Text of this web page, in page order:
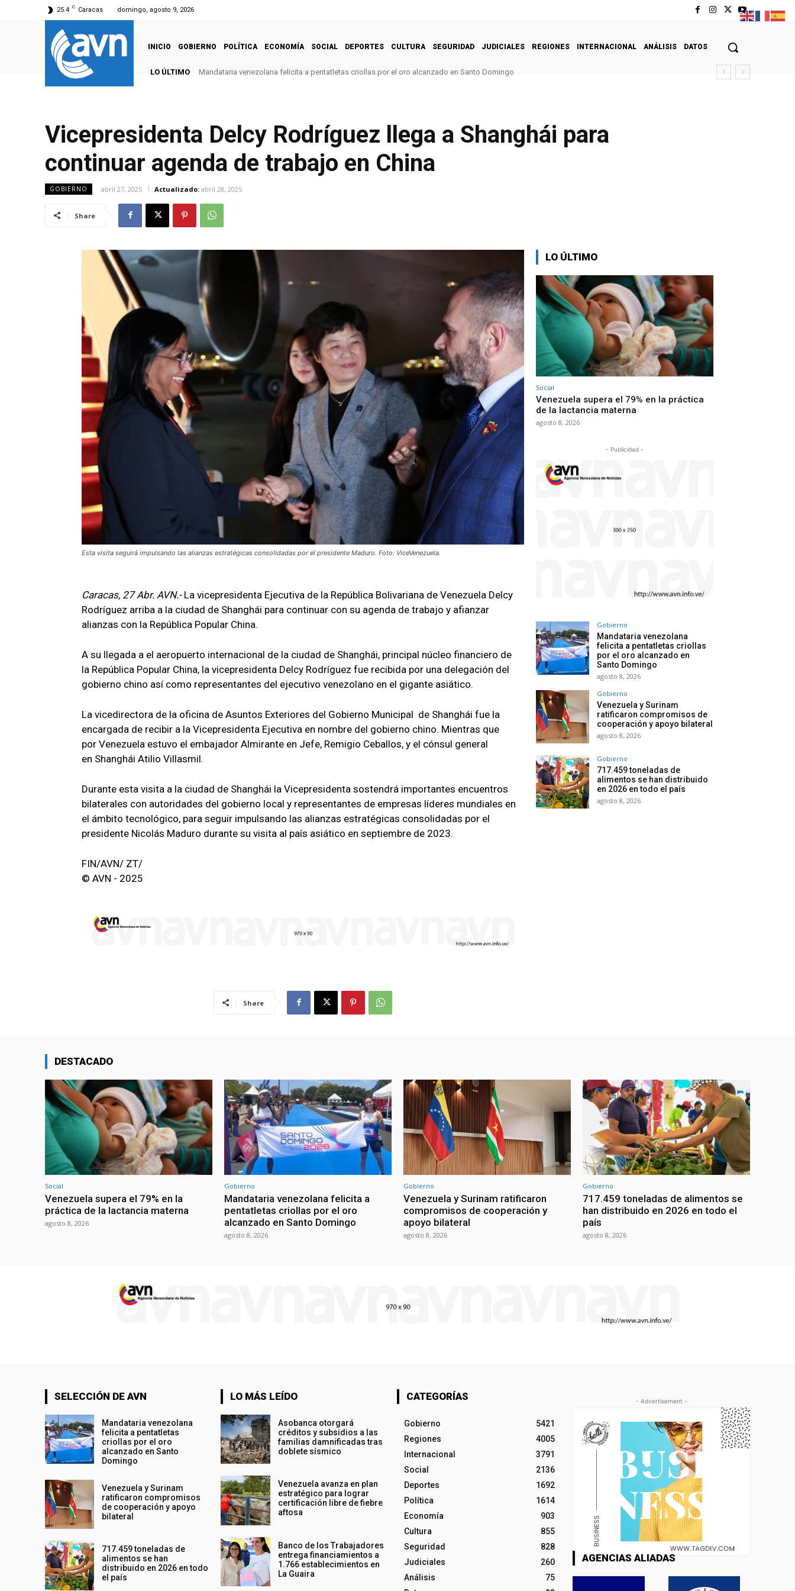
25.4 C Caracas domingo, agosto 9, 2026
INICIO GOBIERNO POLÍTICA ECONOMÍA SOCIAL DEPORTES CULTURA SEGURIDAD JUDICIALES REGIONES INTERNACIONAL ANÁLISIS DATOS
LO ÚLTIMO Mandataria venezolana felicita a pentatletas criollas por el oro alcanzado en Santo Domingo
Vicepresidenta Delcy Rodríguez llega a Shanghái para
continuar agenda de trabajo en China
GOBIERNO abril 27, 2025 Actualizado: abril 28, 2025
Share
Esta visita seguirá impulsando las alianzas estratégicas consolidadas por el presidente Maduro. Foto: ViceVenezuela.
Caracas, 27 Abr. AVN.- La vicepresidenta Ejecutiva de la República Bolivariana de Venezuela Delcy
Rodríguez arriba a la ciudad de Shanghái para continuar con su agenda de trabajo y afianzar
alianzas con la República Popular China.
A su llegada a el aeropuerto internacional de la ciudad de Shanghái, principal núcleo financiero de
la República Popular China, la vicepresidenta Delcy Rodríguez fue recibida por una delegación del
gobierno chino así como representantes del ejecutivo venezolano en el gigante asiático.
La vicedirectora de la oficina de Asuntos Exteriores del Gobierno Municipal de Shanghái fue la
encargada de recibir a la Vicepresidenta Ejecutiva en nombre del gobierno chino. Mientras que
por Venezuela estuvo el embajador Almirante en Jefe, Remigio Ceballos, y el cónsul general
en Shanghái Atilio Villasmil.
Durante esta visita a la ciudad de Shanghái la Vicepresidenta sostendrá importantes encuentros
bilaterales con autoridades del gobierno local y representantes de empresas líderes mundiales en
el ámbito tecnológico, para seguir impulsando las alianzas estratégicas consolidadas por el
presidente Nicolás Maduro durante su visita al país asiático en septiembre de 2023.
FIN/AVN/ ZT/
© AVN - 2025
Share
LO ÚLTIMO
Social
Venezuela supera el 79% en la práctica
de la lactancia materna
agosto 8, 2026
- Publicidad -
Gobierno
Mandataria venezolana
felicita a pentatletas criollas
por el oro alcanzado en
Santo Domingo
agosto 8, 2026
Gobierno
Venezuela y Surinam
ratificaron compromisos de
cooperación y apoyo bilateral
agosto 8, 2026
Gobierno
717.459 toneladas de
alimentos se han distribuido
en 2026 en todo el país
agosto 8, 2026
DESTACADO
Social
Venezuela supera el 79% en la
práctica de la lactancia materna
agosto 8, 2026
Gobierno
Mandataria venezolana felicita a
pentatletas criollas por el oro
alcanzado en Santo Domingo
agosto 8, 2026
Gobierno
Venezuela y Surinam ratificaron
compromisos de cooperación y
apoyo bilateral
agosto 8, 2026
Gobierno
717.459 toneladas de alimentos se
han distribuido en 2026 en todo el
país
agosto 8, 2026
SELECCIÓN DE AVN
Mandataria venezolana
felicita a pentatletas
criollas por el oro
alcanzado en Santo
Domingo
Venezuela y Surinam
ratificaron compromisos
de cooperación y apoyo
bilateral
717.459 toneladas de
alimentos se han
distribuido en 2026 en todo
el país
LO MÁS LEÍDO
Asobanca otorgará
créditos y subsidios a las
familias damnificadas tras
doblete sísmico
Venezuela avanza en plan
estratégico para lograr
certificación libre de fiebre
aftosa
Banco de los Trabajadores
entrega financiamientos a
1.766 establecimientos en
La Guaira
CATEGORÍAS
Gobierno
5421
Regiones
4005
Internacional
3791
Social
2136
Deportes
1692
Política
1614
Economía
903
Cultura
855
Seguridad
828
Judiciales
260
Análisis
75
- Advertisement -
AGENCIAS ALIADAS